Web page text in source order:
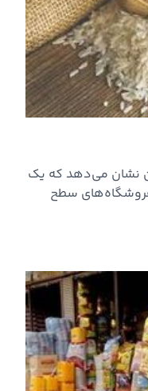
نشان می‌دهد که یک
در فروشگاه‌های سطح